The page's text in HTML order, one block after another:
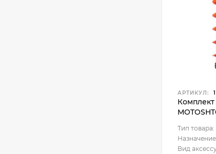
АРТИКУЛ:
02) Тонар
Тип товара:
Вид